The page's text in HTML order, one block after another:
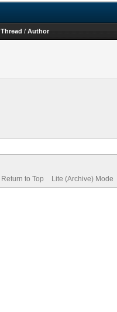
Thread / Author
Return to Top Lite (Archive) Mode